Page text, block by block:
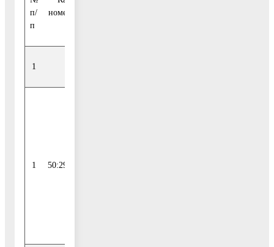
п/
п
номер земельного
1
1 50:29:0040606:629